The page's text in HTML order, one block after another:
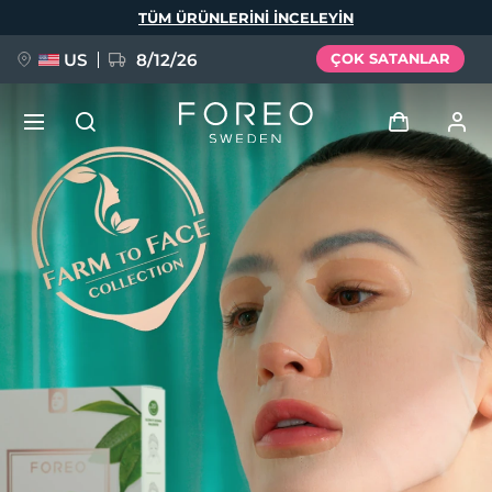
TÜM ÜRÜNLERINI INCELEYIN
US 8/12/26 ÇOK SATANLAR
Giriş
Kullanici profi̇li̇
Cihazlarım
Siparişlerim
Aboneliklerim
YENİ
FAQ™ Pure Beauty-Tech Elixir
BREAKING NEWS
issa™ Teeth Whitening Set
Dil Seçimi
English Deutsch
Español
Italiano
Português
Svenska
Русский
Türkçe
简体中文 繁體中文